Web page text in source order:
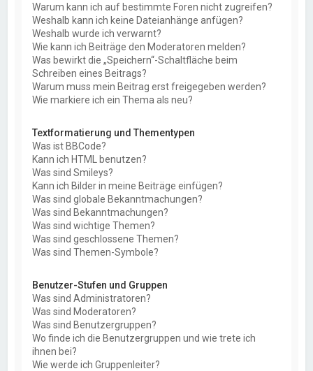
Warum kann ich auf bestimmte Foren nicht zugreifen?
Weshalb kann ich keine Dateianhänge anfügen?
Weshalb wurde ich verwarnt?
Wie kann ich Beiträge den Moderatoren melden?
Was bewirkt die „Speichern“-Schaltfläche beim
Schreiben eines Beitrags?
Warum muss mein Beitrag erst freigegeben werden?
Wie markiere ich ein Thema als neu?
Textformatierung und Thementypen
Was ist BBCode?
Kann ich HTML benutzen?
Was sind Smileys?
Kann ich Bilder in meine Beiträge einfügen?
Was sind globale Bekanntmachungen?
Was sind Bekanntmachungen?
Was sind wichtige Themen?
Was sind geschlossene Themen?
Was sind Themen-Symbole?
Benutzer-Stufen und Gruppen
Was sind Administratoren?
Was sind Moderatoren?
Was sind Benutzergruppen?
Wo finde ich die Benutzergruppen und wie trete ich
ihnen bei?
Wie werde ich Gruppenleiter?